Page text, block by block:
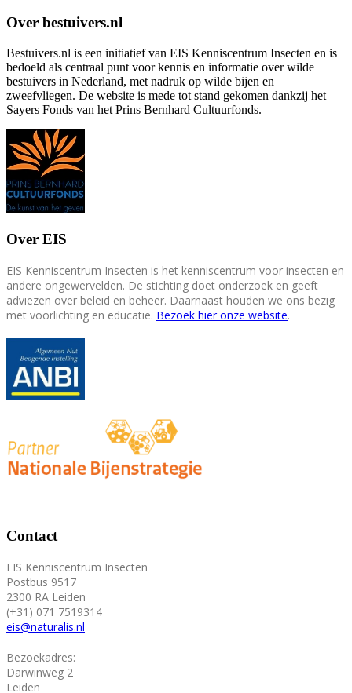
Over bestuivers.nl
Bestuivers.nl is een initiatief van EIS Kenniscentrum Insecten en is
bedoeld als centraal punt voor kennis en informatie over wilde
bestuivers in Nederland, met nadruk op wilde bijen en
zweefvliegen. De website is mede tot stand gekomen dankzij het
Sayers Fonds van het Prins Bernhard Cultuurfonds.
Over EIS
EIS Kenniscentrum Insecten is het kenniscentrum voor insecten en
andere ongewervelden. De stichting doet onderzoek en geeft
adviezen over beleid en beheer. Daarnaast houden we ons bezig
met voorlichting en educatie. Bezoek hier onze website.
Contact
EIS Kenniscentrum Insecten
Postbus 9517
2300 RA Leiden
(+31) 071 7519314
eis@naturalis.nl
Bezoekadres:
Darwinweg 2
Leiden